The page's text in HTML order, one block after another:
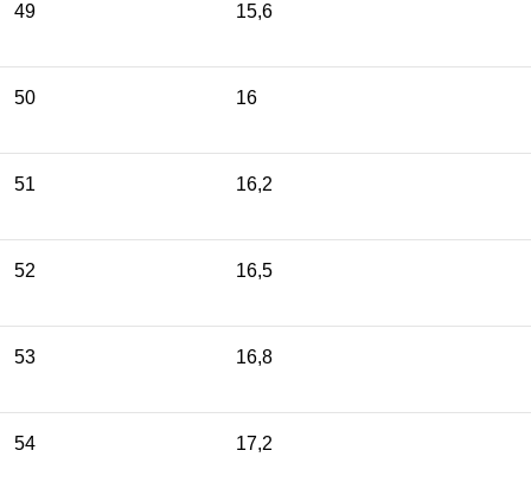
49 15,6
50 16
51 16,2
52 16,5
53 16,8
54 17,2